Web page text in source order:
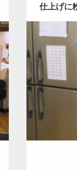
仕上げに
Category:
ンジの人
ダウンロ